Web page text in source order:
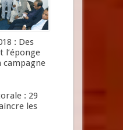
: Des
l’éponge
campagne
: 29
les